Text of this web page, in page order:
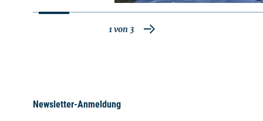
1 von 3
Newsletter-Anmeldung